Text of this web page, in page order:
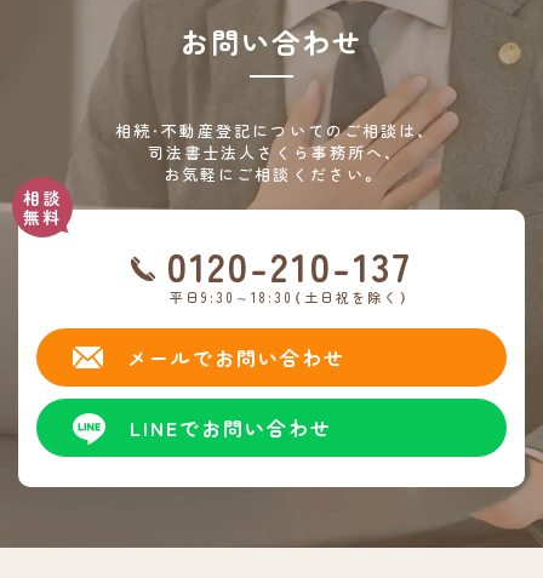
お問い合わせ
相続・不動産登記についてのご相談は、
司法書士法人さくら事務所へ、
お気軽にご相談ください。
0120-210-137
平日9:30～18:30（土日祝を除く）
メールでお問い合わせ
LINEでお問い合わせ